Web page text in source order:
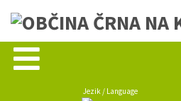
Jezik / Language